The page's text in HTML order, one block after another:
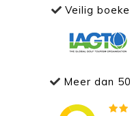
Veilig
Meer dan